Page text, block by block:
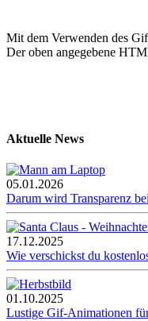
Mit dem Verwenden des
Der oben angegebene
Aktuelle News
05.01.2026
Darum wird Transparenz
17.12.2025
Wie verschickst du
01.10.2025
Lustige Gif-Animationen